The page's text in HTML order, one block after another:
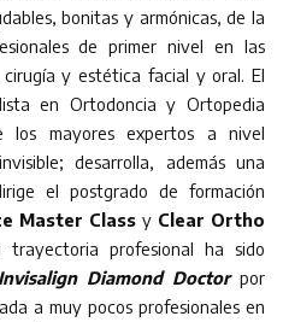
bonitas y armónicas, de la
de primer nivel en las
cirugía y estética facial y oral. El
en Ortodoncia y Ortopedia
los mayores expertos a nivel
desarrolla, además una
el postgrado de formación
Master Class y Clear Ortho
trayectoria profesional ha sido
Invisalign Diamond Doctorpor
a muy pocos profesionales en